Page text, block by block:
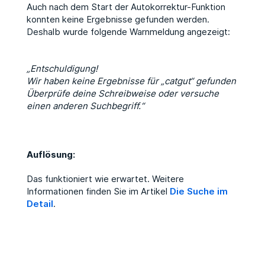
Auch nach dem Start der Autokorrektur-Funktion
konnten keine Ergebnisse gefunden werden.
Deshalb wurde folgende Warnmeldung angezeigt:
„Entschuldigung!
Wir haben keine Ergebnisse für „catgut“ gefunden
Überprüfe deine Schreibweise oder versuche
einen anderen Suchbegriff.“
Auflösung:
Das funktioniert wie erwartet. Weitere
Informationen finden Sie im Artikel Die Suche im
Detail.